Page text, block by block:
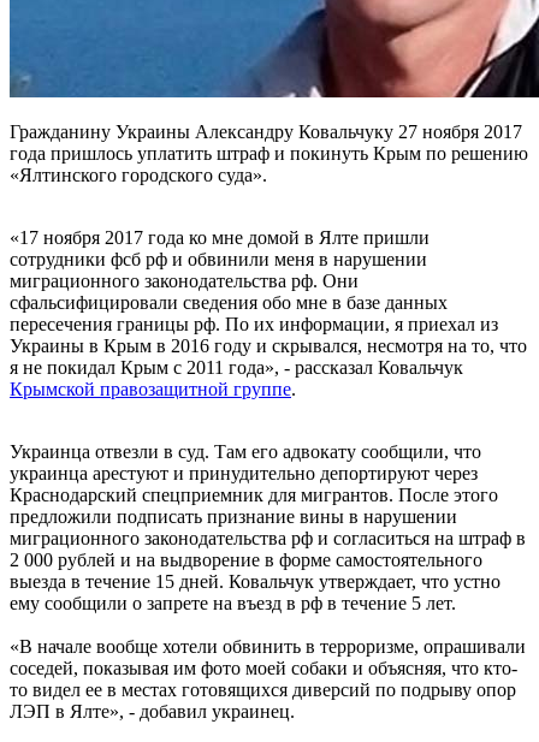
Гражданину Украины Александру Ковальчуку 27 ноября 2017
года пришлось уплатить штраф и покинуть Крым по решению
«Ялтинского городского суда».
«17 ноября 2017 года ко мне домой в Ялте пришли
сотрудники фсб рф и обвинили меня в нарушении
миграционного законодательства рф. Они
сфальсифицировали сведения обо мне в базе данных
пересечения границы рф. По их информации, я приехал из
Украины в Крым в 2016 году и скрывался, несмотря на то, что
я не покидал Крым с 2011 года», - рассказал Ковальчук
Крымской правозащитной группе.
Украинца отвезли в суд. Там его адвокату сообщили, что
украинца арестуют и принудительно депортируют через
Краснодарский спецприемник для мигрантов. После этого
предложили подписать признание вины в нарушении
миграционного законодательства рф и согласиться на штраф в
2 000 рублей и на выдворение в форме самостоятельного
выезда в течение 15 дней. Ковальчук утверждает, что устно
ему сообщили о запрете на въезд в рф в течение 5 лет.
«В начале вообще хотели обвинить в терроризме, опрашивали
соседей, показывая им фото моей собаки и объясняя, что кто-
то видел ее в местах готовящихся диверсий по подрыву опор
ЛЭП в Ялте», - добавил украинец.